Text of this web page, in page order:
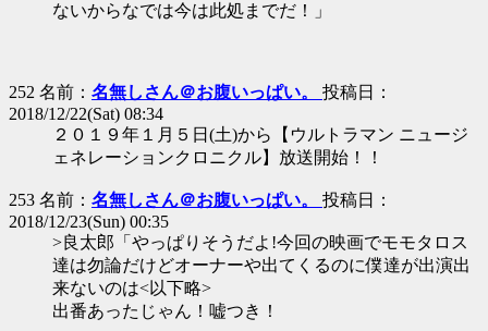
ないからなでは今は此処までだ！」
252 名前： 名無しさん＠お腹いっぱい。 投稿日：
2018/12/22(Sat) 08:34
２０１９年１月５日(土)から【ウルトラマン ニュージ
ェネレーションクロニクル】放送開始！！
253 名前： 名無しさん＠お腹いっぱい。 投稿日：
2018/12/23(Sun) 00:35
>良太郎「やっぱりそうだよ!今回の映画でモモタロス
達は勿論だけどオーナーや出てくるのに僕達が出演出
来ないのは<以下略>
出番あったじゃん！嘘つき！